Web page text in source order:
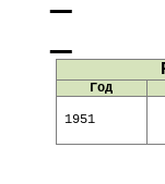
Год
1951